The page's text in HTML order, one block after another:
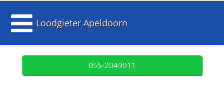
Loodgieter Apeldoorn
055-2049011